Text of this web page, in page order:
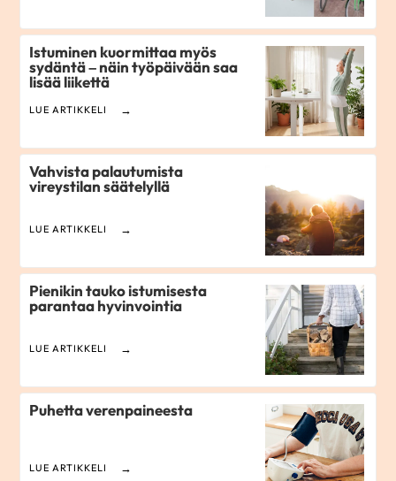
Istuminen kuormittaa myös
sydäntä – näin työpäivään saa
lisää liikettä
LUE ARTIKKELI
Vahvista palautumista
vireystilan säätelyllä
LUE ARTIKKELI
Pienikin tauko istumisesta
parantaa hyvinvointia
LUE ARTIKKELI
Puhetta verenpaineesta
LUE ARTIKKELI